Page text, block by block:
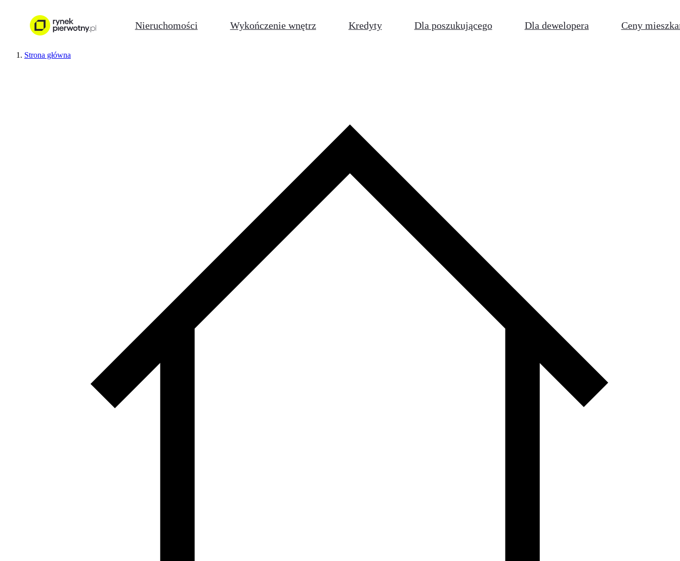
Nieruchomości Wykończenie wnętrz Kredyty Dla poszukującego Dla dewelopera Ceny
Strona główna